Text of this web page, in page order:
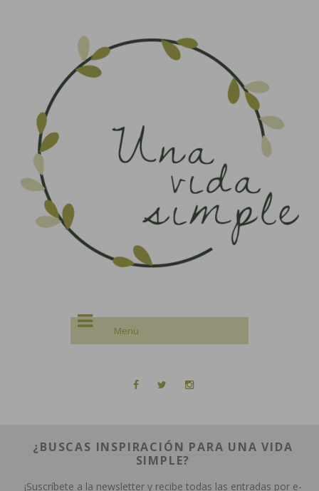
¿BUSCAS INSPIRACIÓN PARA UNA VIDA
SIMPLE?
¡Suscríbete a la newsletter y recibe todas las entradas por e-